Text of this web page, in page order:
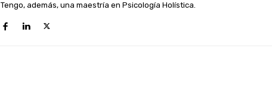
Tengo, además, una maestría en Psicología Holística.